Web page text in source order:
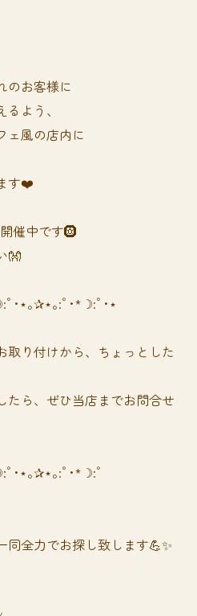
のお客様に
よう、
ェ風の店内に
す❤️
催中です🛞
👐
･⋆｡✰⋆｡:ﾟ･*☽:ﾟ･⋆
取り付けから、ちょっとした
たら、ぜひ当店までお問合せ
･⋆｡✰⋆｡:ﾟ･*☽:ﾟ
同全力でお探し致します💪✨